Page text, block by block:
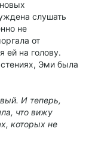
слушать
не
от
ей на голову.
Эми была
И теперь,
что вижу
которых не